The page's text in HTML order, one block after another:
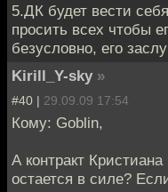
5.ДК будет вести
просить всех чтобы
безусловно, его
Kirill_Y-sky »
#40 | 29.09.09 17:54
Кому: Goblin,
А контракт
остается в силе?